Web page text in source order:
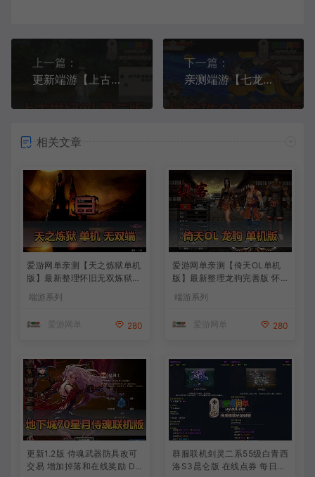
上一篇：
更新端游【上古世纪OL】网游单机第二版修复商场无限点券更新完整GM物品代码视频安装教学虚拟机一键端
下一篇：
亲测端游【七龙珠OL】GM权限添加GM命令单机虚拟机一键端视频安装教学GM修改教学网游单机版
相关文章
爱游网单亲测【天之炼狱单机
版】最新整理怀旧无双炼狱端
发道具 视频安装教学 虚拟机
端游系列
爱游网单 280
爱游网单亲测【倚天OL单机
版】最新整理龙驹完善版 怀
发物品装备 虚拟机一键端 视
端游系列
爱游网单 280
更新1.2版 侍魂武器防具改可
交易 增加掉落和在线奖励 DN
群服联机剑灵二系55级白青西
洛S3昆仑版 在线点券 每日礼